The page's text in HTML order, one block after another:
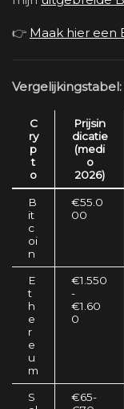
👉 Maak hier een
C
ry
p
t
o
Prijsin
dicatie
(medi
o
2026)
B
it
c
oi
n
€55.0
00
E
t
h
e
r
e
u
m
€1.550
-
€1.60
0
S
€65-